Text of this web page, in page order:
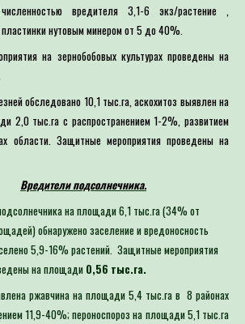
вредителя 3,1-6 экз/растение ,
нутовым минером от 5 до 40%.
на зернобобовых культурах проведены на
обследовано 10,1 тыс.га, аскохитоз выявлен на
2,0 тыс.га с распространением 1-2%, развитием
Защитные мероприятия проведены на
Вредители подсолнечника.
на площади 6,1 тыс.га (34% от
обнаружено заселение и вредоносность
5,9-16% растений. Защитные мероприятия
на площади 0,56 тыс.га.
ржавчина на площади 5,4 тыс.га в 8 районах
11,9-40%; пероноспороз на площади 5,1 тыс.га